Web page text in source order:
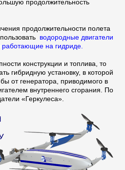
продолжительность
продолжительности полета
водородные двигатели
работающие на гидриде.
конструкции и топлива, то
гибридную установку, в которой
от генератора, приводимого в
внутреннего сгорания. По
«Геркулеса».